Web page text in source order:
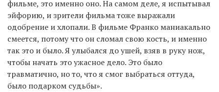
фильме, это именно оно. На самом деле, я испытывал
эйфорию, и зрители фильма тоже выражали
одобрение и хлопали. В фильме Франко маниакально
смеется, потому что он сломал свою кость, и именно
так это и было. Я улыбался до ушей, взяв в руку нож,
чтобы начать это ужасное дело. Это было
травматично, но то, что я смог выбраться оттуда,
было подарком судьбы».